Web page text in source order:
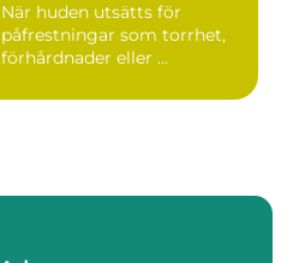
När huden utsätts för
påfrestningar som torrhet,
förhårdnader eller ...